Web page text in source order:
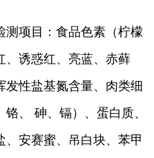
测项目：食品色素（柠檬
、诱惑红、亮蓝、赤藓
性盐基氮含量、肉类细
、 砷、镉）、蛋白质、
安赛蜜、吊白块、苯甲